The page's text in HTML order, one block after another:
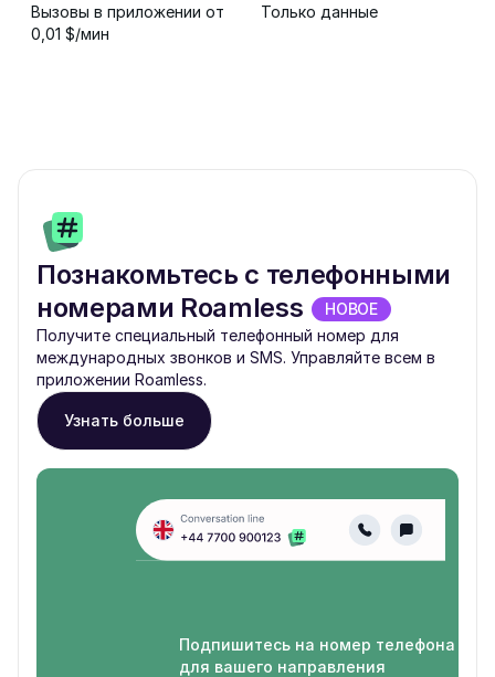
Вызовы в приложении от
0,01 $/мин
Только данные
Познакомьтесь с телефонными
номерами Roamless
НОВОЕ
Получите специальный телефонный номер для
международных звонков и SMS. Управляйте всем в
приложении Roamless.
Узнать больше
Подпишитесь на номер телефона
для вашего направления